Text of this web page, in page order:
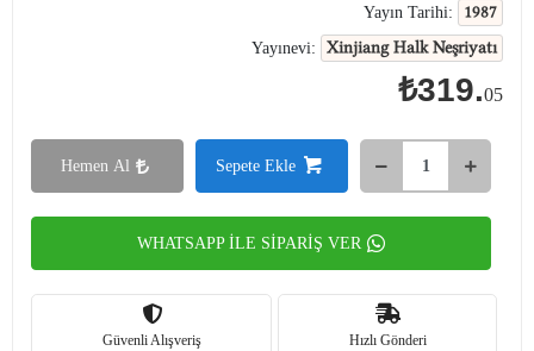
Yayın Tarihi: 1987
Yayınevi: Xinjiang Halk Neşriyatı
₺319.05
Sepete Ekle
Hemen Al
WHATSAPP İLE SİPARİŞ VER
Hızlı Gönderi
Güvenli Alışveriş